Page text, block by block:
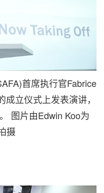
首席执行官Fabrice
立仪式上发表演讲，
图片由Edwin Koo为
摄